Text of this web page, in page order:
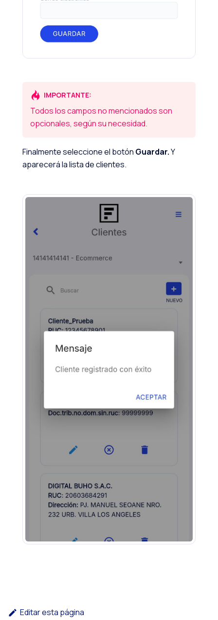
IMPORTANTE:
Todos los campos no mencionados son
opcionales, según su necesidad.
Finalmente seleccione el botón Guardar.Y
aparecerá la lista de clientes.
Editar esta página